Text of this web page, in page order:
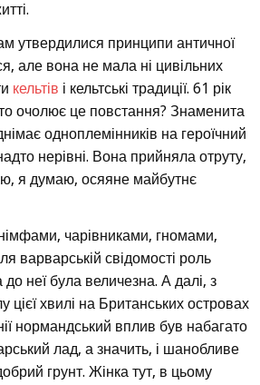
утвердилися принципи античної
але вона не мала ні цивільних
кельтів і кельтські традиції. 61 рік
очолює це повстання? Знаменита
одноплемінників на героїчний
нерівні. Вона прийняла отруту,
я думаю, осяяне майбутнє
чарівниками, гномами,
варварській свідомості роль
неї була величезна. А далі, з
цієї хвилі на Британських островах
нормандський вплив був набагато
лад, а значить, і шанобливе
грунт. Жінка тут, в цьому